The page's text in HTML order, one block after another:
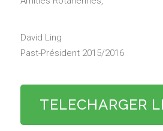
David Ling
Past-Président 2015/2016
TELECHARGER